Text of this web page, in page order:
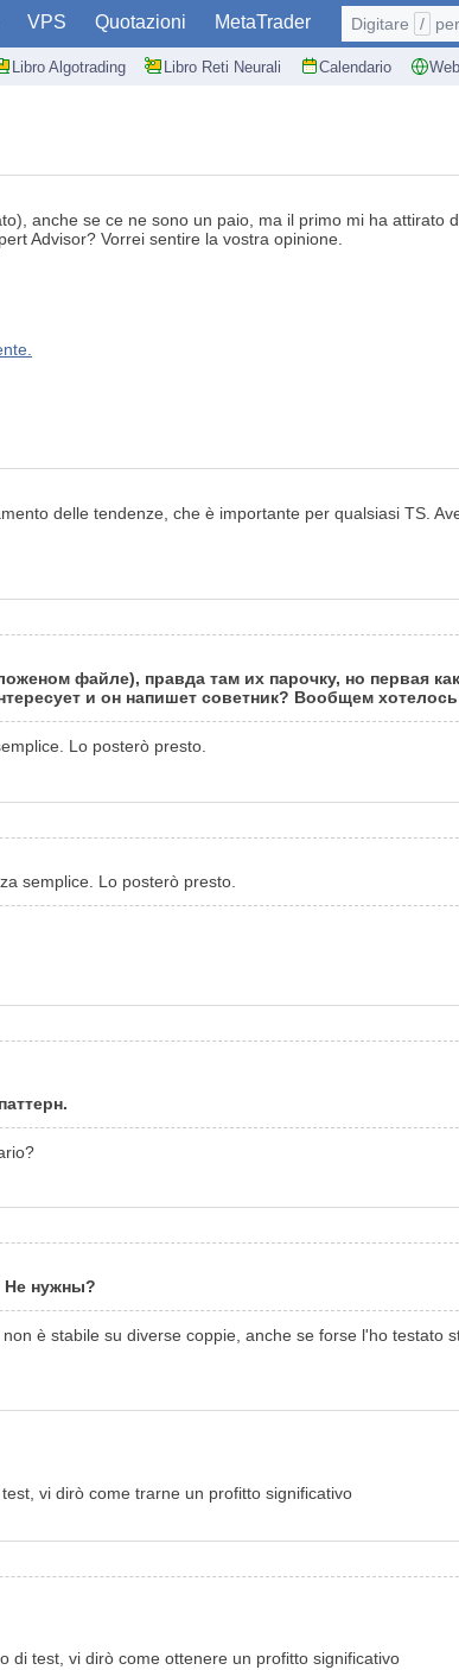
VPS Quotazioni MetaTrader
Libro Algotrading Libro Reti Neurali Calendario
Digitare /
anche se ce ne sono un paio, ma il primo mi ha
Advisor? Vorrei sentire la vostra opinione.
delle tendenze, che è importante per qualsiasi TS.
файле), правда там их парочку, но первая
и он напишет советник? Вообщем
Lo posterò presto.
semplice. Lo posterò presto.
Не нужны?
è stabile su diverse coppie, anche se forse l'ho testato
vi dirò come trarne un profitto significativo
di test, vi dirò come ottenere un profitto significativo